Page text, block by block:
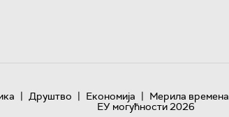
| Друштво | Економија | Мерила времена
ЕУ могућности 2026